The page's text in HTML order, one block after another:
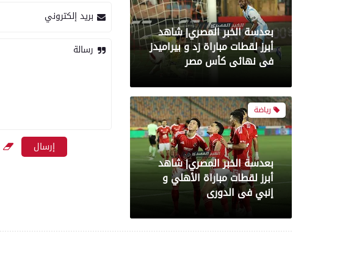
بعدسة الخبر المصري| شاهد
أبرز لقطات مباراة زد و بيراميدز
فى نهائى كأس مصر
رياضة
بعدسة الخبر المصري| شاهد
أبرز لقطات مباراة الأهلي و
إنبي فى الدورى
بريد إلكتروني
رسالة